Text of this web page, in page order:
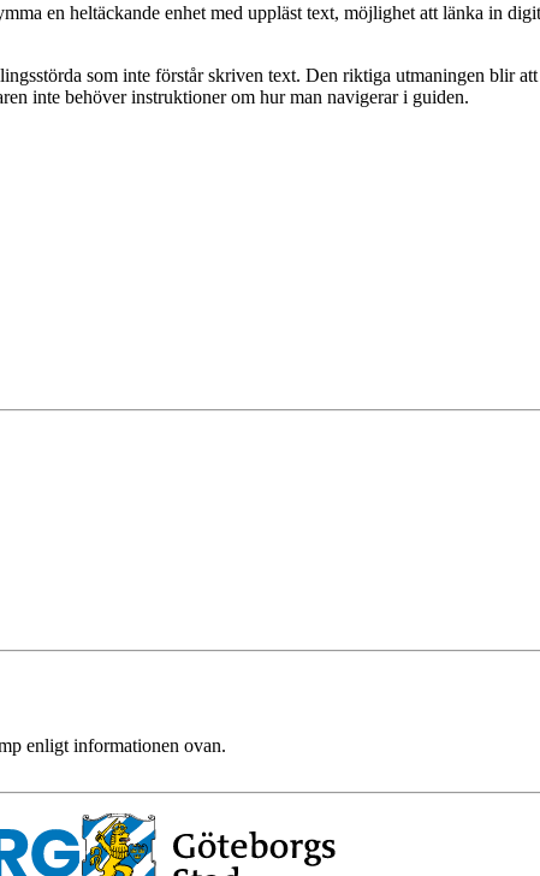
en heltäckande enhet med uppläst text, möjlighet att länka in
som inte förstår skriven text. Den riktiga utmaningen blir
inte behöver instruktioner om hur man navigerar i guiden.
enligt informationen ovan.